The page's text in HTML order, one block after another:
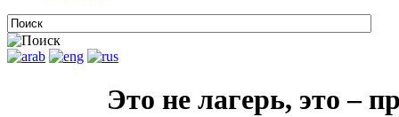
Это не лагерь, это –